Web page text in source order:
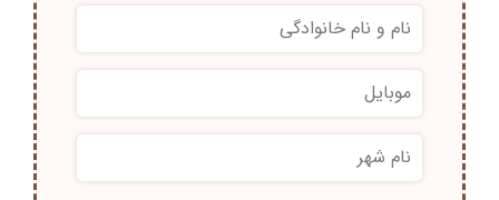
نام
و
خانوادگی
موبایل
نام
شهر
*